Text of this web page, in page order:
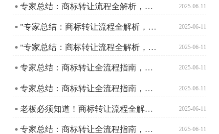
专家总结：商标转让流程全解析，助您高效完成品牌资产转移 2025-06-11
"专家总结：商标转让流程全解析，创业者必看" 2025-06-11
"专家总结：商标转让流程全解析，创业者必看" 2025-06-11
专家总结：商标转让全流程指南，老板必须掌握的实操技巧 2025-06-11
专家总结：商标转让全流程指南，助您轻松搞定品牌资产转移 2025-06-11
老板必须知道！商标转让流程全解析，助您轻松拥有心仪商标 2025-06-11
专家总结：商标转让全流程指南，助您轻松搞定品牌资产转移 2025-06-11